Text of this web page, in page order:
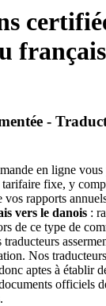
-
en ligne vous
fixe, y
vos rapports
vers le danois :
de ce type de
traducteurs
Nos
aptes à établir
officiels